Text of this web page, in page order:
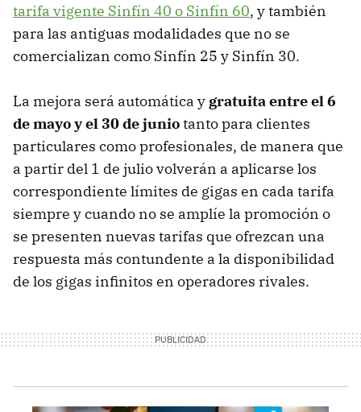
tarifa vigente Sinfín 40 o Sinfín 60, y también
para las antiguas modalidades que no se
comercializan como Sinfín 25 y Sinfín 30.
La mejora será automática y gratuita entre el 6
de mayo y el 30 de juniotanto para clientes
particulares como profesionales, de manera que
a partir del 1 de julio volverán a aplicarse los
correspondiente límites de gigas en cada tarifa
siempre y cuando no se amplíe la promoción o
se presenten nuevas tarifas que ofrezcan una
respuesta más contundente a la disponibilidad
de los gigas infinitos en operadores rivales.